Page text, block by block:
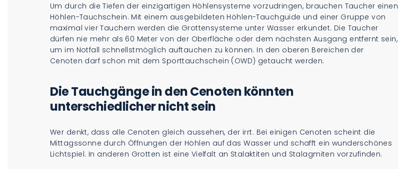
Um durch die Tiefen der einzigartigen Höhlensysteme vorzudringen, brauchen Taucher einen
Höhlen-Tauchschein. Mit einem ausgebildeten Höhlen-Tauchguide und einer Gruppe von
maximal vier Tauchern werden die Grottensysteme unter Wasser erkundet. Die Taucher
dürfen nie mehr als 60 Meter von der Oberfläche oder dem nächsten Ausgang entfernt sein,
um im Notfall schnellstmöglich auftauchen zu können. In den oberen Bereichen der
Cenoten darf schon mit dem Sporttauchschein (OWD) getaucht werden.
Die Tauchgänge in den Cenoten könnten
unterschiedlicher nicht sein
Wer denkt, dass alle Cenoten gleich aussehen, der irrt. Bei einigen Cenoten scheint die
Mittagssonne durch Öffnungen der Höhlen auf das Wasser und schafft ein wunderschönes
Lichtspiel. In anderen Grotten ist eine Vielfalt an Stalaktiten und Stalagmiten vorzufinden.